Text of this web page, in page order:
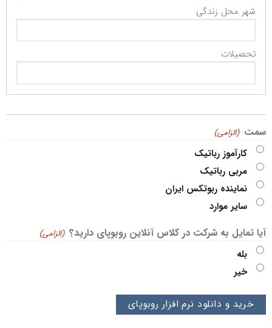
سمت (الزامی)
کارآموز رباتیک
مربی رباتیک
نماینده ربوتکس ایران
سایر موارد
آیا تمایل به شرکت در کلاس آنلاین روبوپای دارید؟ (الزامی)
بله
خیر